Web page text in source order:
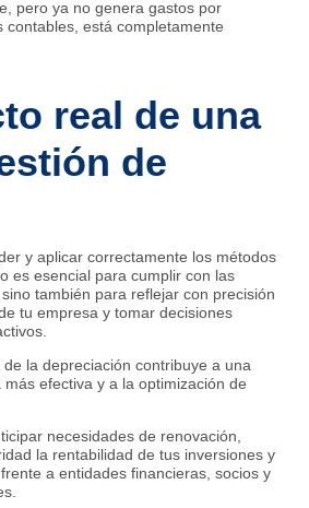
pero ya no genera gastos por
contables, está completamente
real de una
de
y aplicar correctamente los métodos
es esencial para cumplir con las
también para reflejar con precisión
tu empresa y tomar decisiones
la depreciación contribuye a una
efectiva y a la optimización de
necesidades de renovación,
la rentabilidad de tus inversiones y
a entidades financieras, socios y